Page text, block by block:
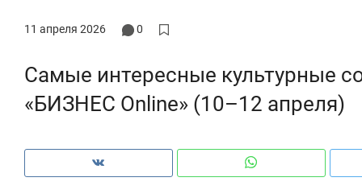
11 апреля 2026 0
Самые интересные культурные
«БИЗНЕС Online» (10–12 апреля)